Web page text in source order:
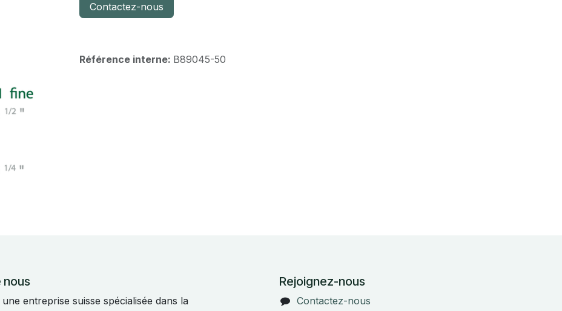
Contactez-nous
Référence interne: B89045-50
nous
une entreprise suisse spécialisée dans la
Rejoignez-nous
Contactez-nous